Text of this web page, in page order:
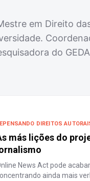
em Direito
do
DIREITOS
más lições do
News Act pode
ainda mais